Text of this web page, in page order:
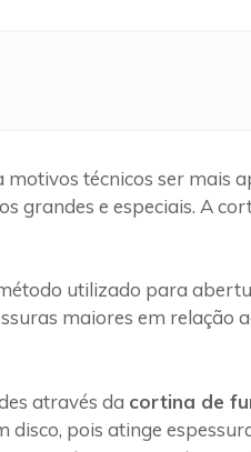
técnicos ser mais
grandes e especiais. A
utilizado para
maiores em relação
através da cortina de
pois atinge